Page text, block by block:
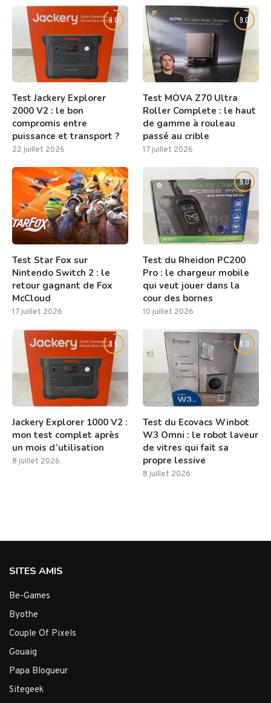
9.0
Test Jackery Explorer
2000 V2 : le bon
compromis entre
puissance et transport ?
22 juillet 2026
9.0
Test MOVA Z70 Ultra
Roller Complete : le haut
de gamme à rouleau
passé au crible
17 juillet 2026
8.0
Test Star Fox sur
Nintendo Switch 2 : le
retour gagnant de Fox
McCloud
17 juillet 2026
9.0
Test du Rheidon PC200
Pro : le chargeur mobile
qui veut jouer dans la
cour des bornes
10 juillet 2026
8.5
Jackery Explorer 1000 V2 :
mon test complet après
un mois d’utilisation
8 juillet 2026
8.0
Test du Ecovacs Winbot
W3 Omni : le robot laveur
de vitres qui fait sa
propre lessive
8 juillet 2026
SITES AMIS
Be-Games
Byothe
Couple Of Pixels
Gouaig
Papa Blogueur
Sitegeek